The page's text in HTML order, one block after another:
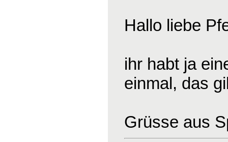
Hallo liebe
ihr habt ja
einmal, das
Grüsse aus